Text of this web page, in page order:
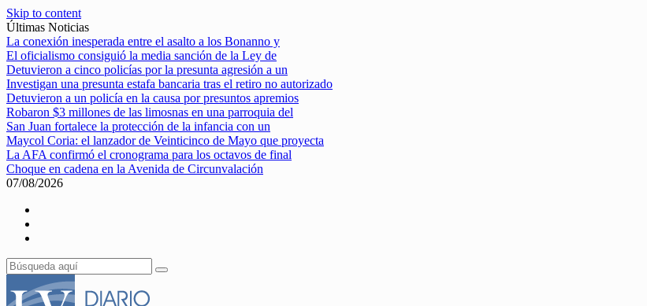
Skip to content
Últimas Noticias
La conexión inesperada entre el asalto a los Bonanno y
El oficialismo consiguió la media sanción de la Ley de
Detuvieron a cinco policías por la presunta agresión a un
Investigan una presunta estafa bancaria tras el retiro no autorizado
Detuvieron a un policía en la causa por presuntos apremios
Robaron $3 millones de las limosnas en una parroquia del
San Juan fortalece la protección de la infancia con un
Maycol Coria: el lanzador de Veinticinco de Mayo que proyecta
La AFA confirmó el cronograma para los octavos de final
Choque en cadena en la Avenida de Circunvalación
07/08/2026